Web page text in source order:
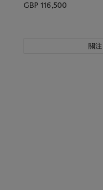
GBP 116,500
關注